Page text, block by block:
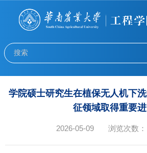
学院硕士研究生在植保无人机下
征领域取得重要
2026-05-09 浏览次数：